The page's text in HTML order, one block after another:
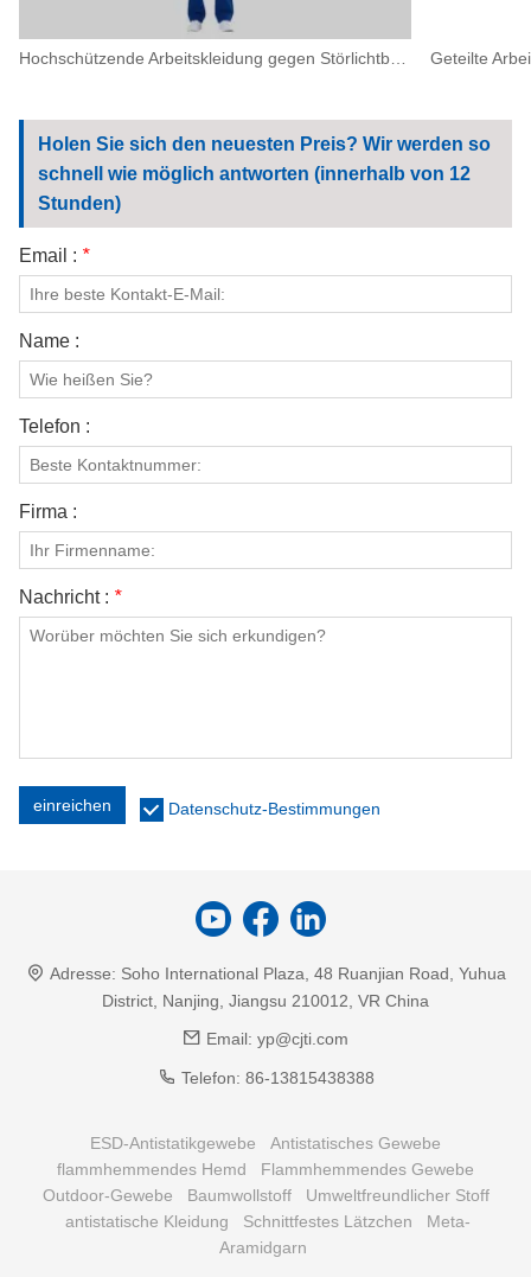
Holen Sie sich den neuesten Preis? Wir werden so
schnell wie möglich antworten (innerhalb von 12
Stunden)
Email : *
Name :
Telefon :
Firma :
Nachricht : *
einreichen Datenschutz-Bestimmungen
Adresse: Soho International Plaza, 48 Ruanjian Road, Yuhua
District, Nanjing, Jiangsu 210012, VR China
Email: yp@cjti.com
Telefon: 86-13815438388
ESD-Antistatikgewebe
Antistatisches Gewebe
flammhemmendes Hemd
Flammhemmendes Gewebe
Outdoor-Gewebe
Baumwollstoff
Umweltfreundlicher Stoff
antistatische Kleidung
Schnittfestes Lätzchen
Meta-
Aramidgarn